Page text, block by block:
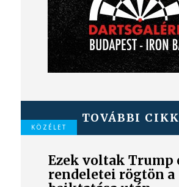
TOVÁBBI
KÖZÉLET
Ezek voltak Trump
rendeletei rögtön a